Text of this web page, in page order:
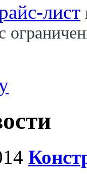
лист